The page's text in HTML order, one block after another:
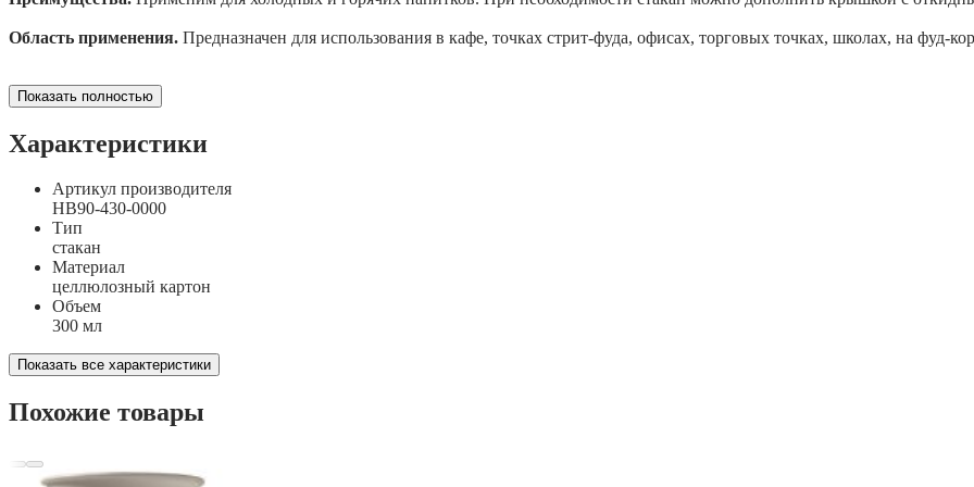
Область применения. Предназначен для использования в кафе, точках стрит-фуда, офисах, торговых точках, школах, на фуд-
Показать полностью
Характеристики
Артикул производителя
HB90-430-0000
Тип
стакан
Материал
целлюлозный картон
Объем
300 мл
Показать все характеристики
Похожие товары